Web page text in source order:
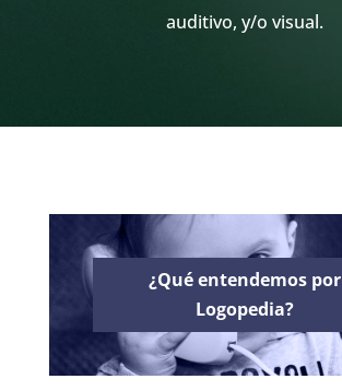
auditivo, y/o visual.
¿Qué entendemos por
Logopedia?